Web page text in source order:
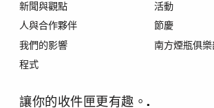
新聞與觀點
人與合作夥伴
我們的影響
程式
活動
節慶
南方煙瓶俱樂
讓你的收件匣更有趣。.